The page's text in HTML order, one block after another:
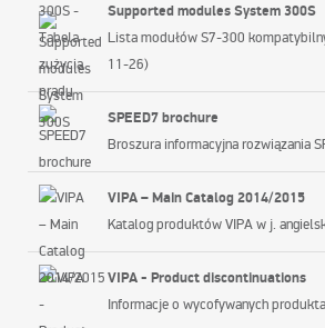
Supported modules System 300S
Lista modułów S7-300
11-26)
SPEED7 brochure
Broszura informacyjna rozwiązania
VIPA – Main Catalog 2014/2015
Katalog produktów VIPA w j.
VIPA - Product discontinuations
Informacje o wycofywanych